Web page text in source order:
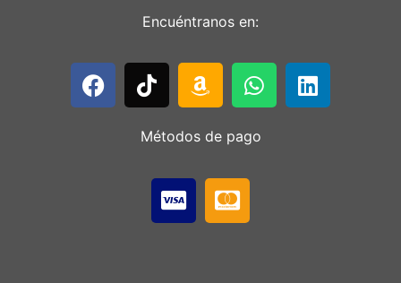
Encuéntranos en:
Métodos de pago